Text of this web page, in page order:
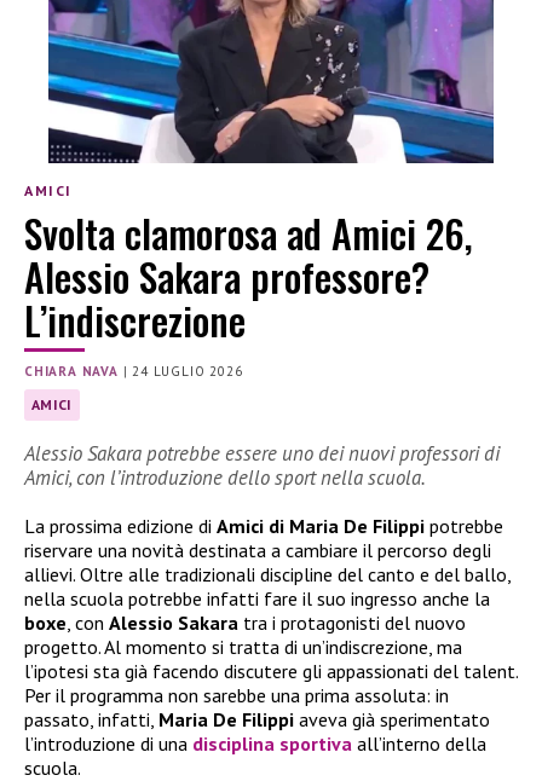
AMICI
Svolta clamorosa ad Amici 26,
Alessio Sakara professore?
L’indiscrezione
CHIARA NAVA |24 LUGLIO 2026
AMICI
Alessio Sakara potrebbe essere uno dei nuovi professori di
Amici, con l’introduzione dello sport nella scuola.
La prossima edizione di Amici di Maria De Filippi potrebbe
riservare una novità destinata a cambiare il percorso degli
allievi. Oltre alle tradizionali discipline del canto e del ballo,
nella scuola potrebbe infatti fare il suo ingresso anche la
boxe , con Alessio Sakara tra i protagonisti del nuovo
progetto. Al momento si tratta di un’indiscrezione, ma
l’ipotesi sta già facendo discutere gli appassionati del talent.
Per il programma non sarebbe una prima assoluta: in
passato, infatti, Maria De Filippi aveva già sperimentato
l’introduzione di una disciplina sportiva all’interno della
scuola.